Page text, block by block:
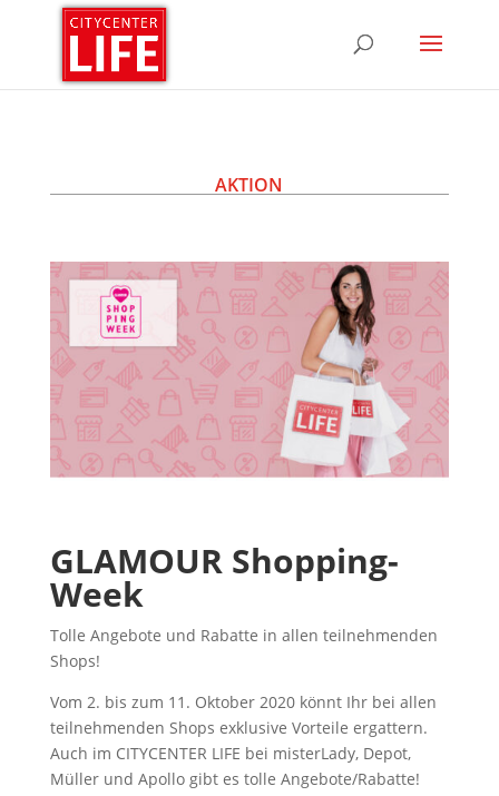
AKTION
GLAMOUR Shopping-
Week
Tolle Angebote und Rabatte in allen teilnehmenden
Shops!
Vom 2. bis zum 11. Oktober 2020 könnt Ihr bei allen
teilnehmenden Shops exklusive Vorteile ergattern.
Auch im CITYCENTER LIFE bei misterLady, Depot,
Müller und Apollo gibt es tolle Angebote/Rabatte!